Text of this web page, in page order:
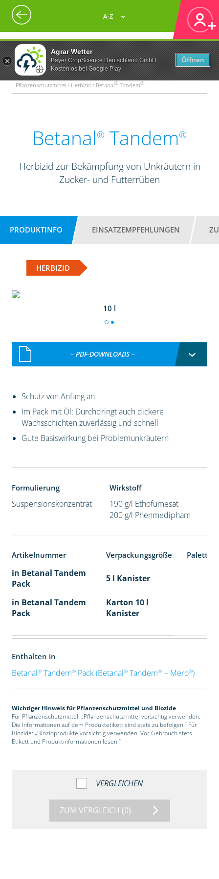
Agrar Wetter
Bayer CropScience Deutschland GmbH
Kostenlos bei Google Play
Öffnen
A-Z
Pflanzenschutzmittel / Herbizid / Betanal® Tandem®
Betanal® Tandem®
Herbizid zur Bekämpfung von Unkräutern in
Zucker- und Futterrüben
PRODUKTINFO EINSATZEMPFEHLUNGEN
HERBIZID
10 l
– PDF-DOWNLOADS –
Schutz von Anfang an
Im Pack mit Öl: Durchdringt auch dickere
Wachsschichten zuverlässig und schnell
Gute Basiswirkung bei Problemunkräutern
Formulierung
Suspensionskonzentrat
Wirkstoff
190 g/l Ethofumesat
200 g/l Phenmedipham
Artikelnummer Verpackungsgröße
in Betanal Tandem
Pack
5 l Kanister
in Betanal Tandem
Pack
Karton 10 l
Kanister
Enthalten in
Betanal®Tandem®Pack (Betanal®Tandem®+ Mero®)
Wichtiger Hinweis für Pflanzenschutzmittel und Biozide
Für Pflanzenschutzmittel: „Pflanzenschutzmittel vorsichtig verwenden.
Die Informationen auf dem Produktetikett sind stets zu befolgen.“ Für
Biozide: „Biozidprodukte vorsichtig verwenden. Vor Gebrauch stets
Etikett und Produktinformationen lesen.“
VERGLEICHEN
ZUM VERGLEICH (0)